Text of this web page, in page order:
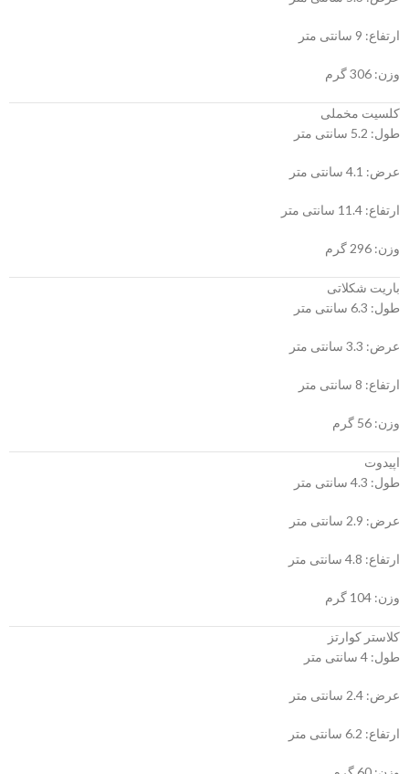
ارتفاع: 9 سانتی متر
وزن: 306 گرم
کلسیت مخملی
طول: 5.2 سانتی متر
عرض: 4.1 سانتی متر
ارتفاع: 11.4 سانتی متر
وزن: 296 گرم
باریت شکلاتی
طول: 6.3 سانتی متر
عرض: 3.3 سانتی متر
ارتفاع: 8 سانتی متر
وزن: 56 گرم
اپیدوت
طول: 4.3 سانتی متر
عرض: 2.9 سانتی متر
ارتفاع: 4.8 سانتی متر
وزن: 104 گرم
کلاستر کوارتز
طول: 4 سانتی متر
عرض: 2.4 سانتی متر
ارتفاع: 6.2 سانتی متر